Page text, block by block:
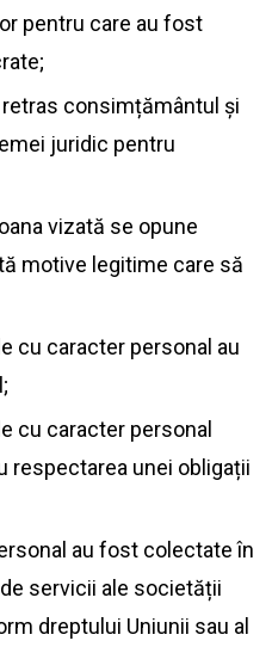
pentru care au fost
consimțământul și
juridic pentru
vizată se opune
motive legitime care să
cu caracter personal au
cu caracter personal
respectarea unei obligații
au fost colectate în
servicii ale societății
dreptului Uniunii sau al